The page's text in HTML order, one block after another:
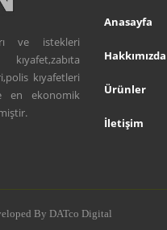
ve istekleri
kıyafetleri
en ekonomik
Anasayfa
Hakkımızda
Ürünler
İletişim
By DATco Digital